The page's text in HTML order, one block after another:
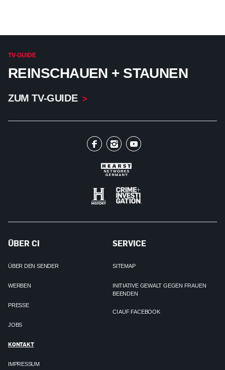
TV-GUIDE
REINSCHAUEN + STAUNEN
ZUM TV-GUIDE
ÜBER CI
ÜBER DEN SENDER
WERBEN
PRESSE
JOBS
KONTAKT
IMPRESSUM
SERVICE
SITEMAP
INITIATIVE GEWALT GEGEN FRAUEN
BEENDEN
CI AUF FACEBOOK